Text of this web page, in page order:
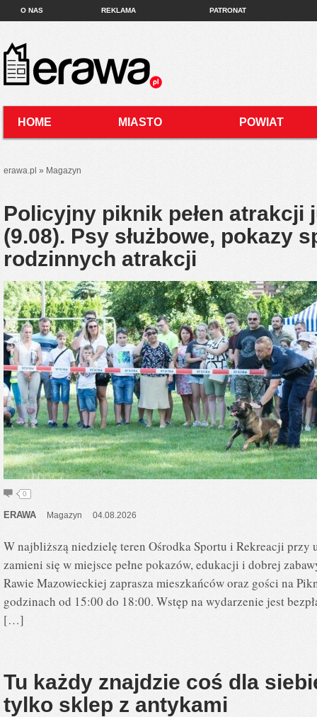
O NAS REKLAMA PATRONAT
HOME MIASTO POWIAT
erawa.pl » Magazyn
Policyjny piknik pełen atrakcji
(9.08). Psy służbowe, pokazy
rodzinnych atrakcji
0
ERAWA Magazyn 04.08.2026
W najbliższą niedzielę teren Ośrodka Sportu i Rekreacji przy
zamieni się w miejsce pełne pokazów, edukacji i dobrej
Rawie Mazowieckiej zaprasza mieszkańców oraz gości na
godzinach od 15:00 do 18:00. Wstęp na wydarzenie jest
[…]
Tu każdy znajdzie coś dla
tylko sklep z antykami